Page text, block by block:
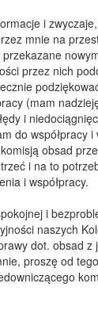
i
mnie na
przez nich
(mam
i
do współpracy i
obsad
i na to
i współpracy.
i
naszych
dot. obsad z
proszę od